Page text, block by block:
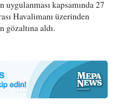
uygulanması kapsamında 27
Havalimanı üzerinden
gözaltına aldı.